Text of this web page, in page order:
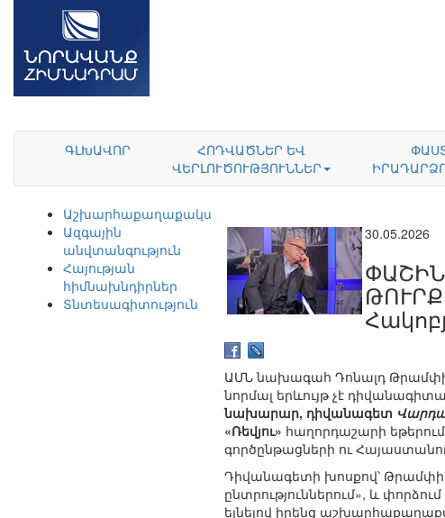
ԳԼԽԱՎՈՐ
ՀՈԴՎԱԾՆԵՐ ԵՎ
ՎԵՐԼՈՒԾՈՒԹՅՈՒՆՆԵՐ
Աշխարհաքաղաքականություն
Ազգային
անվտանգություն
Հայության
հիմնախնդիրներ
Տնտեսագիտություն
30.05.2026
ԱՄՆ նախագահ Դոնալդ Թրամփի
նորմալ երևույթ չէ
նախարար, դիվանագետ
«Ռեվյու» հաղորդաշարի
գործընթացների ու
Դիվանագետի խոսքով՝ Թրամփի
ընտրություններում», և
ելնելով իրենց